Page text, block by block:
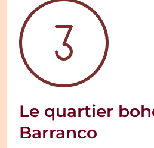
Le quartier
Barranco